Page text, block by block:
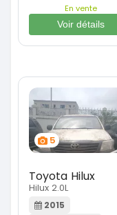
En vente
Voir détails
5
Toyota Hilux
Hilux 2.0L
2015